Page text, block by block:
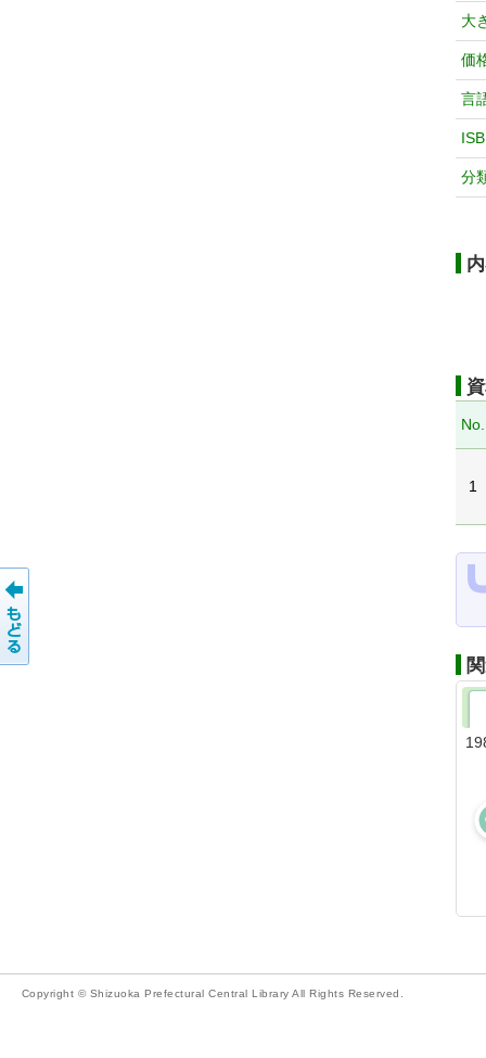
大
価
言
分
No.
1
Copyright © Shizuoka Prefectural Central Library All Rights Reserved.